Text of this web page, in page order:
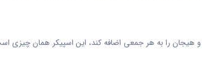
هیجان را به هر جمعی اضافه کند، این اسپیکر همان چیزی